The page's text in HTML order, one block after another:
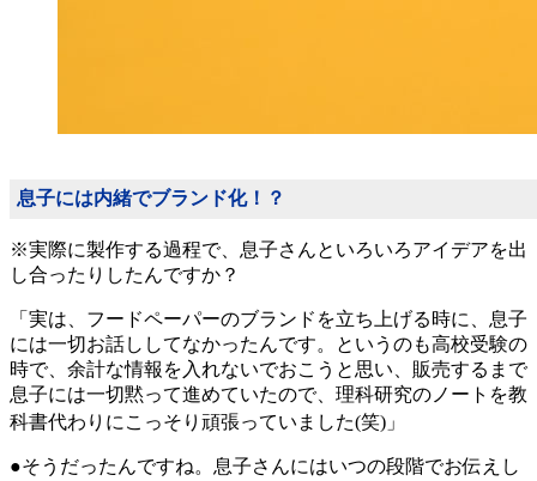
息子には内緒でブランド化！？
※実際に製作する過程で、息子さんといろいろアイデアを出
し合ったりしたんですか？
「実は、フードペーパーのブランドを立ち上げる時に、息子
には一切お話ししてなかったんです。というのも高校受験の
時で、余計な情報を入れないでおこうと思い、販売するまで
息子には一切黙って進めていたので、理科研究のノートを教
科書代わりにこっそり頑張っていました(笑)」
●そうだったんですね。息子さんにはいつの段階でお伝えし